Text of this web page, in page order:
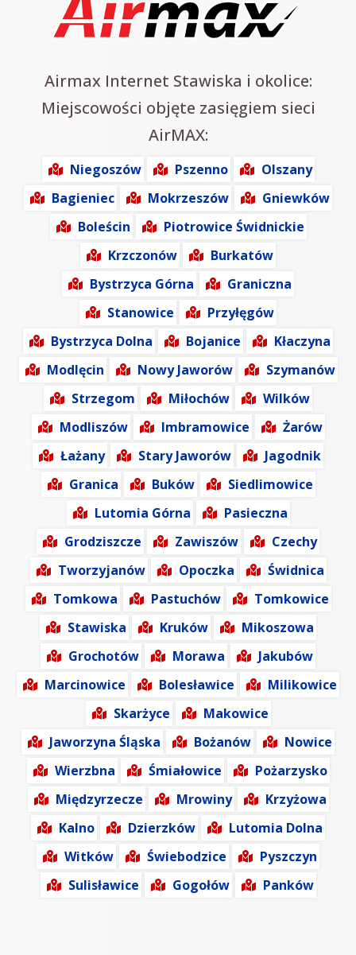
Airmax Internet Stawiska i okolice:
Miejscowości objęte zasięgiem sieci
AirMAX:
Niegoszów Pszenno
Olszany
Bagieniec
Mokrzeszów
Gniewków
Boleścin
Piotrowice Świdnickie
Krzczonów
Burkatów
Bystrzyca Górna
Graniczna
Stanowice
Przyłęgów
Bystrzyca Dolna
Bojanice
Kłaczyna
Modlęcin
Nowy Jaworów
Szymanów
Strzegom
Miłochów
Wilków
Modliszów
Imbramowice
Żarów
Łażany
Stary Jaworów
Jagodnik
Granica
Buków
Siedlimowice
Lutomia Górna
Pasieczna
Grodziszcze
Zawiszów
Czechy
Tworzyjanów
Opoczka
Świdnica
Tomkowa
Pastuchów
Tomkowice
Stawiska
Kruków
Mikoszowa
Grochotów
Morawa
Jakubów
Marcinowice
Bolesławice
Milikowice
Skarżyce
Makowice
Jaworzyna Śląska
Bożanów
Nowice
Wierzbna
Śmiałowice
Pożarzysko
Międzyrzecze
Mrowiny
Krzyżowa
Kalno
Dzierzków
Lutomia Dolna
Witków
Świebodzice
Pyszczyn
Sulisławice
Gogołów Panków